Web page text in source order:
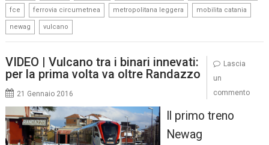
fce ferrovia circumetnea metropolitana leggera mobilita catania
newag vulcano
VIDEO | Vulcano tra i binari innevati:
per la prima volta va oltre Randazzo
21 Gennaio 2016
Il primo treno
Newag
Lascia
un
commento